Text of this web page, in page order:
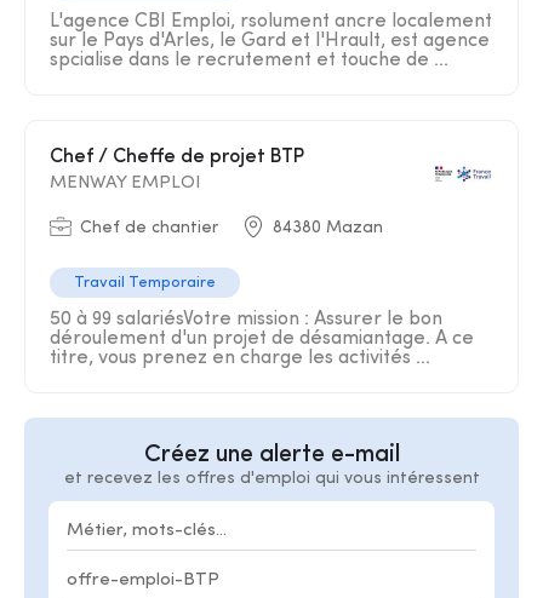
L'agence CBI Emploi, rsolument ancre localement
sur le Pays d'Arles, le Gard et l'Hrault, est agence
spcialise dans le recrutement et touche de ...
Chef / Cheffe de projet BTP
MENWAY EMPLOI
Chef de chantier 84380 Mazan
Travail Temporaire
50 à 99 salariésVotre mission : Assurer le bon
déroulement d'un projet de désamiantage. A ce
titre, vous prenez en charge les activités ...
Créez une alerte e-mail
et recevez les offres d'emploi qui vous intéressent